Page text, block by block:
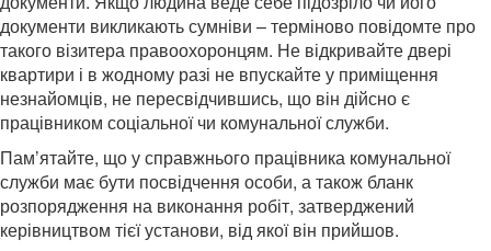
документи викликають сумніви – терміново повідомте про
такого візитера правоохоронцям. Не відкривайте двері
квартири і в жодному разі не впускайте у приміщення
незнайомців, не пересвідчившись, що він дійсно є
працівником соціальної чи комунальної служби.
Пам’ятайте, що у справжнього працівника комунальної
служби має бути посвідчення особи, а також бланк
розпорядження на виконання робіт, затверджений
керівництвом тієї установи, від якої він прийшов.